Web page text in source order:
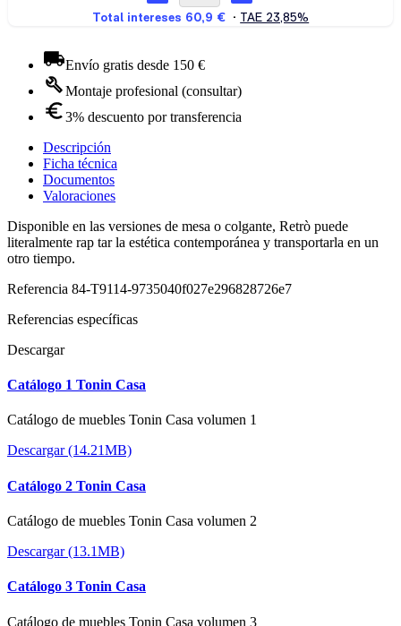
Envío gratis desde 150 €
Montaje profesional (consultar)
3% descuento por transferencia
Descripción
Ficha técnica
Documentos
Valoraciones
Disponible en las versiones de mesa o colgante, Retrò puede
literalmente rap tar la estética contemporánea y transportarla en un
otro tiempo.
Referencia 84-T9114-9735040f027e296828726e7
Referencias específicas
Descargar
Catálogo 1 Tonin Casa
Catálogo de muebles Tonin Casa volumen 1
Descargar (14.21MB)
Catálogo 2 Tonin Casa
Catálogo de muebles Tonin Casa volumen 2
Descargar (13.1MB)
Catálogo 3 Tonin Casa
Catálogo de muebles Tonin Casa volumen 3